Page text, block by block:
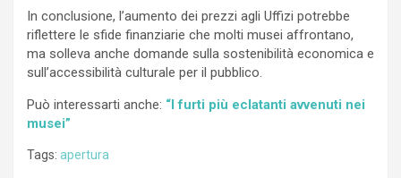
In conclusione, l’aumento dei prezzi agli Uffizi potrebbe
riflettere le sfide finanziarie che molti musei affrontano,
ma solleva anche domande sulla sostenibilità economica e
sull’accessibilità culturale per il pubblico.
Può interessarti anche: “I furti più eclatanti avvenuti nei
musei”
Tags: apertura